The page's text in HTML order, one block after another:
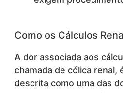
Como os Cálculos
A dor associada aos
chamada de cólica renal,
descrita como uma das